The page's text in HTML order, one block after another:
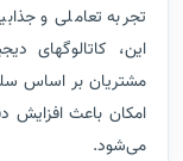
تجربه تعاملی و
این، کاتالوگهای
مشتریان بر اساس
امکان باعث افزایش
می‌شود.